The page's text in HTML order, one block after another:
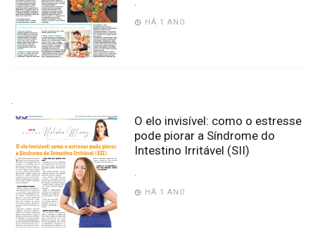
HÁ 1 ANO
.
O elo invisível: como o estresse
pode piorar a Síndrome do
Intestino Irritável (SII)
.
HÁ 1 ANO